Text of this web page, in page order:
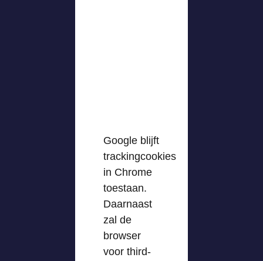
Google blijft
trackingcookies
in Chrome
toestaan.
Daarnaast
zal de
browser
voor third-